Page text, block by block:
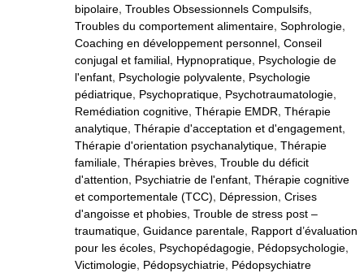
bipolaire, Troubles Obsessionnels Compulsifs,
Troubles du comportement alimentaire, Sophrologie,
Coaching en développement personnel, Conseil
conjugal et familial, Hypnopratique, Psychologie de
l'enfant, Psychologie polyvalente, Psychologie
pédiatrique, Psychopratique, Psychotraumatologie,
Remédiation cognitive, Thérapie EMDR, Thérapie
analytique, Thérapie d'acceptation et d'engagement,
Thérapie d'orientation psychanalytique, Thérapie
familiale, Thérapies brèves, Trouble du déficit
d'attention, Psychiatrie de l'enfant, Thérapie cognitive
et comportementale (TCC), Dépression, Crises
d'angoisse et phobies, Trouble de stress post –
traumatique, Guidance parentale, Rapport d’évaluation
pour les écoles, Psychopédagogie, Pédopsychologie,
Victimologie, Pédopsychiatrie, Pédopsychiatre